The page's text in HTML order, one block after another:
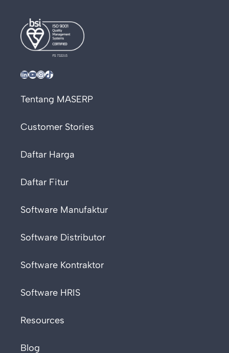
LinkedIn YouTube InstagramTikTok
Tentang MASERP
Customer Stories
Daftar Harga
Daftar Fitur
Software Manufaktur
Software Distributor
Software Kontraktor
Software HRIS
Resources
Blog